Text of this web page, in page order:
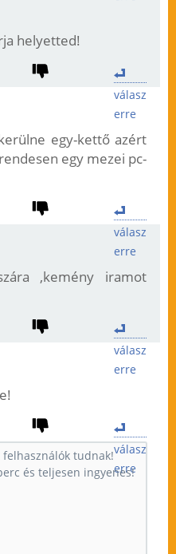
helyetted!
válasz
erre
egy-kettő azért
egy mezei pc-
válasz
erre
,kemény iramot
válasz
erre
válasz
erre